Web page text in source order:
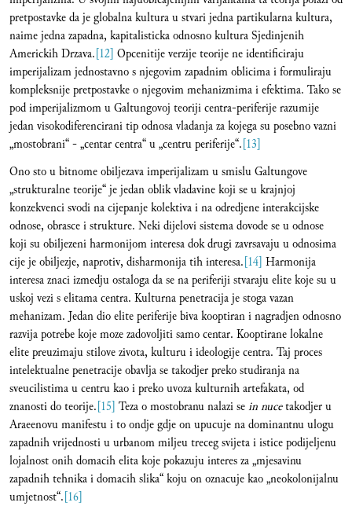
pretpostavke da je globalna kultura u stvari jedna partikularna kultura,
naime jedna zapadna, kapitalisticka odnosno kultura Sjedinjenih
Americkih Drzava.[12] Opcenitije verzije teorije ne identificiraju
imperijalizam jednostavno s njegovim zapadnim oblicima i formuliraju
kompleksnije pretpostavke o njegovim mehanizmima i efektima. Tako se
pod imperijalizmom u Galtungovoj teoriji centra-periferije razumije
jedan visokodiferencirani tip odnosa vladanja za kojega su posebno vazni
„mostobrani“ - „centar centra“ u „centru periferije“.[13]
Ono sto u bitnome obiljezava imperijalizam u smislu Galtungove
„strukturalne teorije“ je jedan oblik vladavine koji se u krajnjoj
konzekvenci svodi na cijepanje kolektiva i na odredjene interakcijske
odnose, obrasce i strukture. Neki dijelovi sistema dovode se u odnose
koji su obiljezeni harmonijom interesa dok drugi zavrsavaju u odnosima
cije je obiljezje, naprotiv, disharmonija tih interesa.[14] Harmonija
interesa znaci izmedju ostaloga da se na periferiji stvaraju elite koje su u
uskoj vezi s elitama centra. Kulturna penetracija je stoga vazan
mehanizam. Jedan dio elite periferije biva kooptiran i nagradjen odnosno
razvija potrebe koje moze zadovoljiti samo centar. Kooptirane lokalne
elite preuzimaju stilove zivota, kulturu i ideologije centra. Taj proces
intelektualne penetracije obavlja se takodjer preko studiranja na
sveucilistima u centru kao i preko uvoza kulturnih artefakata, od
znanosti do teorije.[15] Teza o mostobranu nalazi sein nucetakodjer u
Araeenovu manifestu i to ondje gdje on upucuje na dominantnu ulogu
zapadnih vrijednosti u urbanom miljeu treceg svijeta i istice podijeljenu
lojalnost onih domacih elita koje pokazuju interes za „mjesavinu
zapadnih tehnika i domacih slika“ koju on oznacuje kao „neokolonijalnu
umjetnost“.[16]